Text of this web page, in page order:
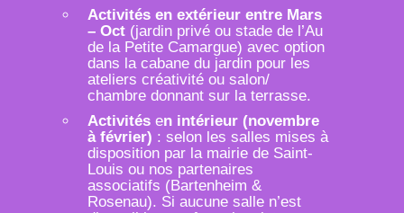
Activités en extérieur entre Mars
– Oct (jardin privé ou stade de l’Au
de la Petite Camargue) avec option
dans la cabane du jardin pour les
ateliers créativité ou salon/
chambre donnant sur la terrasse.
Activités en intérieur (novembre
à février) : selon les salles mises à
disposition par la mairie de Saint-
Louis ou nos partenaires
associatifs (Bartenheim &
Rosenau). Si aucune salle n’est